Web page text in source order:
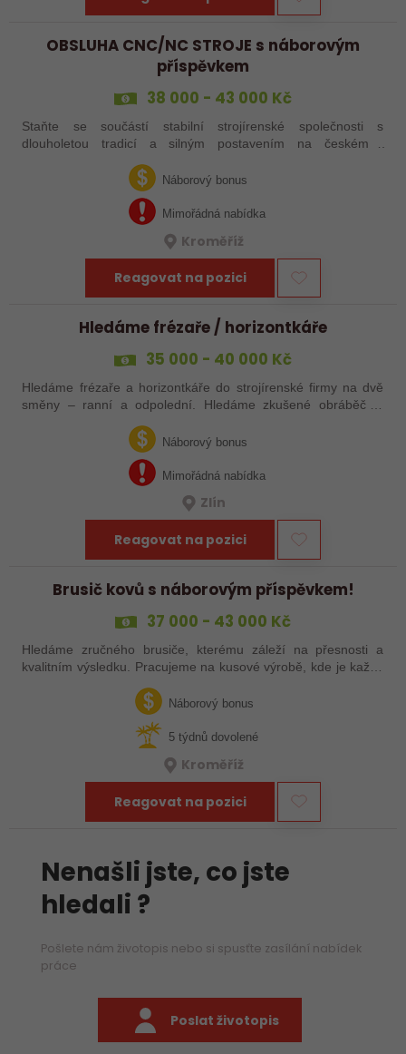
OBSLUHA CNC/NC STROJE s náborovým
příspěvkem
38 000 - 43 000 Kč
Staňte se součástí stabilní strojírenské společnosti s
dlouholetou tradicí a silným postavením na českém i
aktuálně obsazujeme více typů…
Náborový bonus
Mimořádná nabídka
Kroměříž
Reagovat na pozici
Hledáme frézaře / horizontkáře
35 000 - 40 000 Kč
Hledáme frézaře a horizontkáře do strojírenské firmy na dvě
směny – ranní a odpolední. Hledáme zkušené obráběče i
šikovné nováčky, kteří chtějí dělat poctivé řemeslo na
zajímavých zakázkách. Zašlete…
Náborový bonus
Mimořádná nabídka
Zlín
Reagovat na pozici
Brusič kovů s náborovým příspěvkem!
37 000 - 43 000 Kč
Hledáme zručného brusiče, kterému záleží na přesnosti a
kvalitním výsledku. Pracujeme na kusové výrobě, kde je každý
plocho nebo kulato – nebo…Náborový bonus
5 týdnů dovolené
Kroměříž
Reagovat na pozici
Nenašli jste, co jste
hledali ?
Pošlete nám životopis nebo si spusťte zasílání nabídek
práce
Poslat životopis